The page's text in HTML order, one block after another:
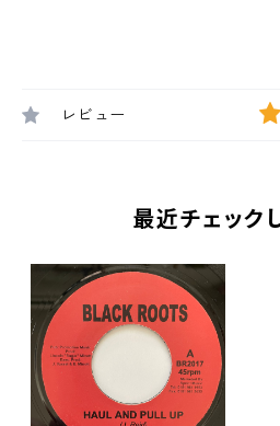
レビュー
最近チェック